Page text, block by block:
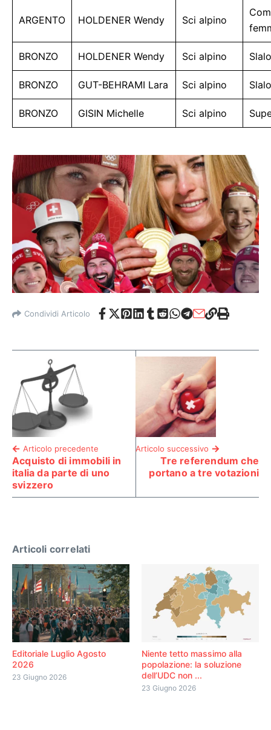
ARGENTO HOLDENER Wendy Sci alpino
BRONZO HOLDENER Wendy Sci alpino
BRONZO GUT-BEHRAMI Lara Sci alpino
BRONZO GISIN Michelle Sci alpino
Condividi Articolo
Articolo precedente
Acquisto di immobili in
italia da parte di uno
svizzero
Articolo successivo
Tre referendum che
portano a tre votazioni
Articoli correlati
Editoriale Luglio Agosto
2026
23 Giugno 2026
Niente tetto massimo alla
popolazione: la soluzione
dell’UDC non ...
23 Giugno 2026